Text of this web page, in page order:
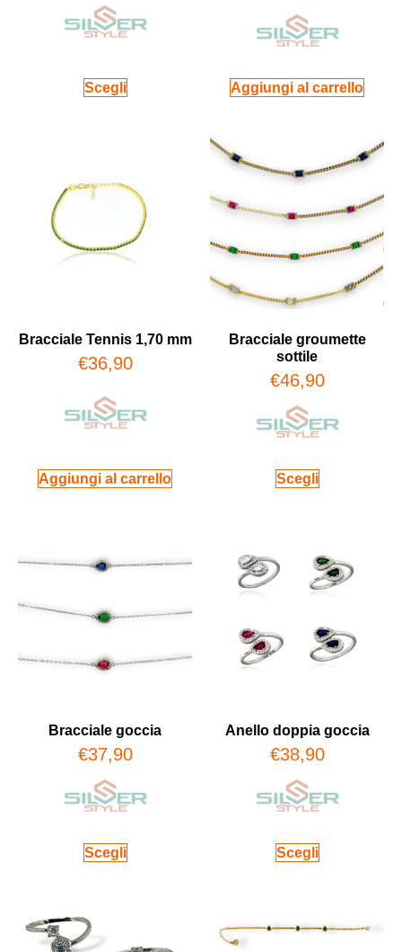
Scegli Aggiungi al carrello
Bracciale Tennis 1,70 mm
€36,90
Aggiungi al carrello
Bracciale groumette
sottile
€46,90
Scegli
Bracciale goccia
€37,90
Scegli
Anello doppia goccia
€38,90
Scegli